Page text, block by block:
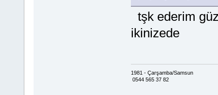
tşk ederim
ikinizede
1981 - Çarşamba/Samsun
0544 565 37 82